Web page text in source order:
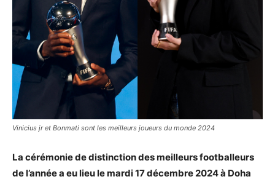
Vinicius jr et Bonmati sont les meilleurs joueurs du monde 2024
La cérémonie de distinction des meilleurs footballeurs
de l’année a eu lieu le mardi 17 décembre 2024 à Doha